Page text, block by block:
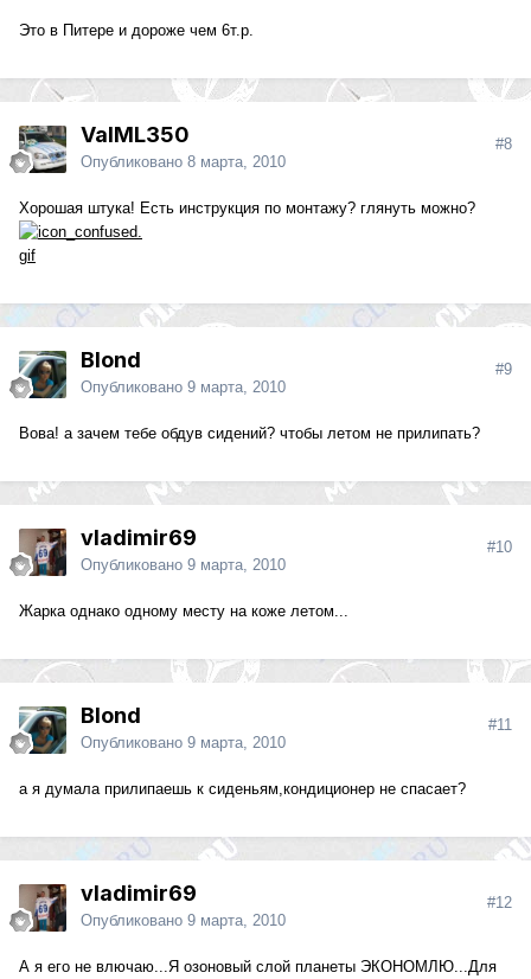
Это в Питере и дороже чем 6т.р.
ValML350
Опубликовано 8 марта, 2010
#8
Хорошая штука! Есть инструкция по монтажу? глянуть можно?
Blond
Опубликовано 9 марта, 2010
#9
Вова! а зачем тебе обдув сидений? чтобы летом не прилипать?
vladimir69
Опубликовано 9 марта, 2010
#10
Жарка однако одному месту на коже летом...
Blond
Опубликовано 9 марта, 2010
#11
а я думала прилипаешь к сиденьям,кондиционер не спасает?
vladimir69
Опубликовано 9 марта, 2010
#12
А я его не влючаю...Я озоновый слой планеты ЭКОНОМЛЮ...Для